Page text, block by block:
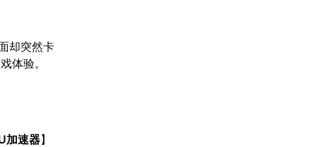
却突然卡
体验。
加速器】